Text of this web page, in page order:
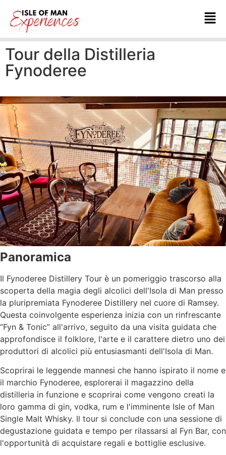
Tour della Distilleria
Fynoderee
Panoramica
Il Fynoderee Distillery Tour è un pomeriggio trascorso alla
scoperta della magia degli alcolici dell'Isola di Man presso
la pluripremiata Fynoderee Distillery nel cuore di Ramsey.
Questa coinvolgente esperienza inizia con un rinfrescante
“Fyn & Tonic” all'arrivo, seguito da una visita guidata che
approfondisce il folklore, l'arte e il carattere dietro uno dei
produttori di alcolici più entusiasmanti dell'Isola di Man.
Scoprirai le leggende mannesi che hanno ispirato il nome e
il marchio Fynoderee, esplorerai il magazzino della
distilleria in funzione e scoprirai come vengono creati la
loro gamma di gin, vodka, rum e l'imminente Isle of Man
Single Malt Whisky. Il tour si conclude con una sessione di
degustazione guidata e tempo per rilassarsi al Fyn Bar, con
l'opportunità di acquistare regali e bottiglie esclusive.